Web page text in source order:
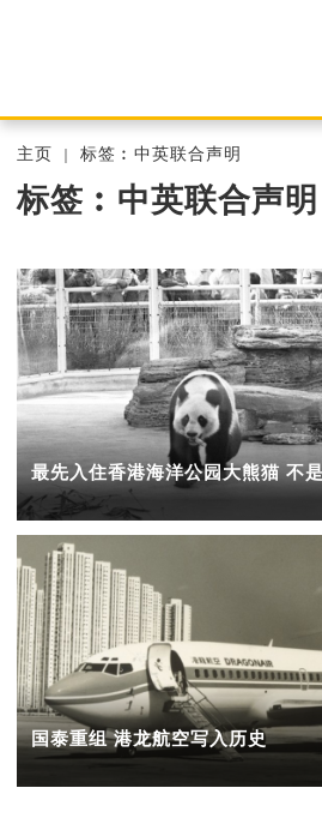
主页 标签︰中英联合声明
标签︰中英联合声明
最先入住香港海洋公园大熊猫 不
国泰重组 港龙航空写入历史